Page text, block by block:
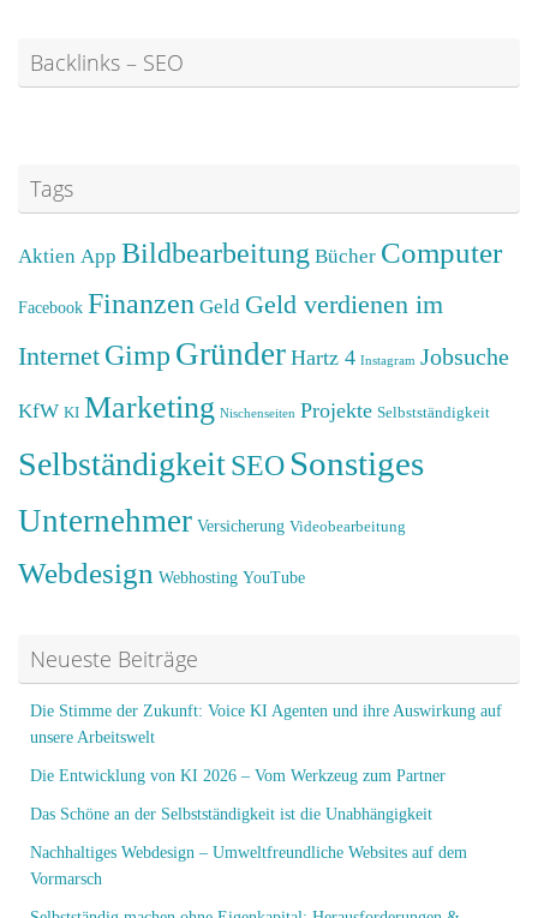
Backlinks – SEO
Tags
Aktien App Bildbearbeitung Bücher Computer
Facebook Finanzen Geld Geld verdienen im
Internet Gimp Gründer Hartz 4 Instagram Jobsuche
KfW KI Marketing Nischenseiten Projekte Selbstständigkeit
SelbständigkeitSEO Sonstiges
Unternehmer Versicherung Videobearbeitung
Webdesign Webhosting YouTube
Neueste Beiträge
Die Stimme der Zukunft: Voice KI Agenten und ihre Auswirkung auf
unsere Arbeitswelt
Die Entwicklung von KI 2026 – Vom Werkzeug zum Partner
Das Schöne an der Selbstständigkeit ist die Unabhängigkeit
Nachhaltiges Webdesign – Umweltfreundliche Websites auf dem
Vormarsch